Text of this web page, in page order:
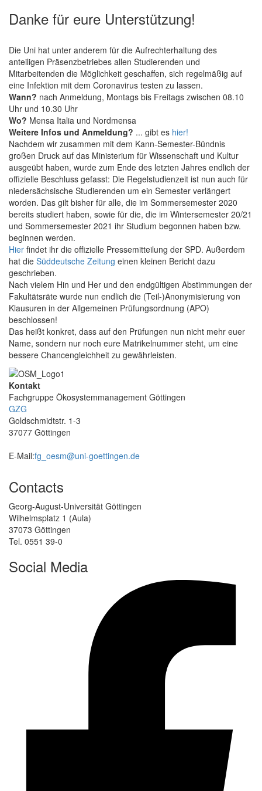
Danke für eure Unterstützung!
Die Uni hat unter anderem für die Aufrechterhaltung des
anteiligen Präsenzbetriebes allen Studierenden und
Mitarbeitenden die Möglichkeit geschaffen, sich regelmäßig auf
eine Infektion mit dem Coronavirus testen zu lassen.
Wann? nach Anmeldung, Montags bis Freitags zwischen 08.10
Uhr und 10.30 Uhr
Wo? Mensa Italia und Nordmensa
Weitere Infos und Anmeldung? ... gibt es hier!
Nachdem wir zusammen mit dem Kann-Semester-Bündnis
großen Druck auf das Ministerium für Wissenschaft und Kultur
ausgeübt haben, wurde zum Ende des letzten Jahres endlich der
offizielle Beschluss gefasst: Die Regelstudienzeit ist nun auch für
niedersächsische Studierenden um ein Semester verlängert
worden. Das gilt bisher für alle, die im Sommersemester 2020
bereits studiert haben, sowie für die, die im Wintersemester 20/21
und Sommersemester 2021 ihr Studium begonnen haben bzw.
beginnen werden.
Hier findet ihr die offizielle Pressemitteilung der SPD. Außerdem
hat die Süddeutsche Zeitung einen kleinen Bericht dazu
geschrieben.
Nach vielem Hin und Her und den endgültigen Abstimmungen der
Fakultätsräte wurde nun endlich die (Teil-)Anonymisierung von
Klausuren in der Allgemeinen Prüfungsordnung (APO)
beschlossen!
Das heißt konkret, dass auf den Prüfungen nun nicht mehr euer
Name, sondern nur noch eure Matrikelnummer steht, um eine
bessere Chancengleichheit zu gewährleisten.
Kontakt
Fachgruppe Ökosystemmanagement Göttingen
GZG
Goldschmidtstr. 1-3
37077 Göttingen
E-Mail:fg_oesm@uni-goettingen.de
Contacts
Georg-August-Universität Göttingen
Wilhelmsplatz 1 (Aula)
37073 Göttingen
Tel. 0551 39-0
Social Media